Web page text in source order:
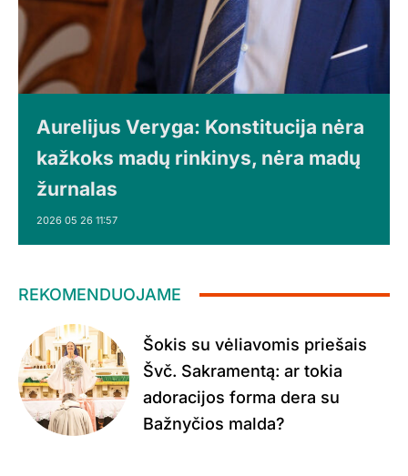
Aurelijus Veryga: Konstitucija nėra
kažkoks madų rinkinys, nėra madų
žurnalas
2026 05 26 11:57
REKOMENDUOJAME
Šokis su vėliavomis priešais
Švč. Sakramentą: ar tokia
adoracijos forma dera su
Bažnyčios malda?